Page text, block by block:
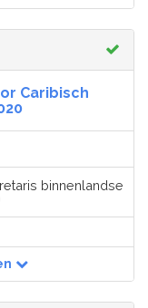
Caribisch
binnenlandse